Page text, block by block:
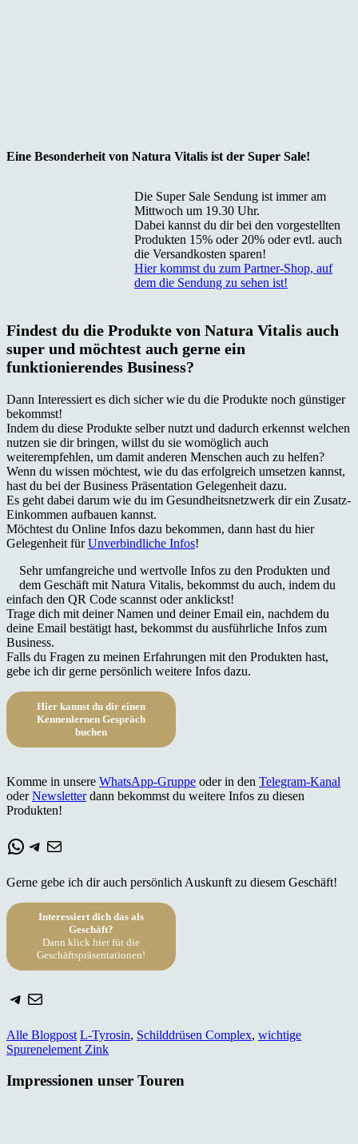
Eine Besonderheit von Natura Vitalis ist der Super Sale!
Die Super Sale Sendung ist immer am
Mittwoch um 19.30 Uhr.
Dabei kannst du dir bei den vorgestellten
Produkten 15% oder 20% oder evtl. auch
die Versandkosten sparen!
Hier kommst du zum Partner-Shop, auf
dem die Sendung zu sehen ist!
Findest du die Produkte von Natura Vitalis auch
super und möchtest auch gerne ein
funktionierendes Business?
Dann Interessiert es dich sicher wie du die Produkte noch günstiger
bekommst!
Indem du diese Produkte selber nutzt und dadurch erkennst welchen
nutzen sie dir bringen, willst du sie womöglich auch
weiterempfehlen, um damit anderen Menschen auch zu helfen?
Wenn du wissen möchtest, wie du das erfolgreich umsetzen kannst,
hast du bei der Business Präsentation Gelegenheit dazu.
Es geht dabei darum wie du im Gesundheitsnetzwerk dir ein Zusatz-
Einkommen aufbauen kannst.
Möchtest du Online Infos dazu bekommen, dann hast du hier
Gelegenheit fürUnverbindliche Infos!
Sehr umfangreiche und wertvolle Infos zu den Produkten und
dem Geschäft mit Natura Vitalis, bekommst du auch, indem du
einfach den QR Code scannst oder anklickst!
Trage dich mit deiner Namen und deiner Email ein, nachdem du
deine Email bestätigt hast, bekommst du ausführliche Infos zum
Business.
Falls du Fragen zu meinen Erfahrungen mit den Produkten hast,
gebe ich dir gerne persönlich weitere Infos dazu.
Hier kannst du dir einen
Kennenlernen Gespräch
buchen
Komme in unsere WhatsApp-Gruppe oder in den Telegram-Kanal
oderNewsletterdann bekommst du weitere Infos zu diesen
Produkten!
WhatsApp
Telegram
E-Mail
Gerne gebe ich dir auch persönlich Auskunft zu diesem Geschäft!
Interessiert dich das als
Geschäft?
Dann klick hier für die
Geschäftspräsentationen!
Telegram
E-Mail
Alle Blogpost L-Tyrosin, Schilddrüsen Complex, wichtige
Spurenelement Zink
Impressionen unser Touren